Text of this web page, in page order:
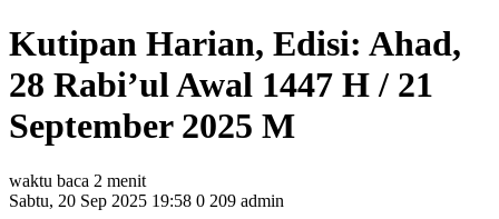
Kutipan Harian, Edisi: Ahad,
28 Rabi’ul Awal 1447 H / 21
September 2025 M
waktu baca 2 menit
Sabtu, 20 Sep 2025 19:58 0 209 admin